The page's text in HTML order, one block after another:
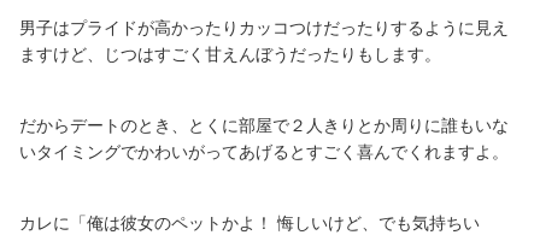
男子はプライドが高かったりカッコつけだったりするように見え
ますけど、じつはすごく甘えんぼうだったりもします。
だからデートのとき、とくに部屋で２人きりとか周りに誰もいな
いタイミングでかわいがってあげるとすごく喜んでくれますよ。
カレに「俺は彼女のペットかよ！ 悔しいけど、でも気持ちい